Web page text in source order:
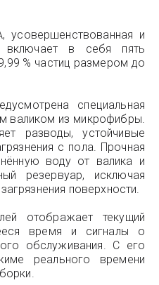
усовершенствованная и
включает в себя пять
% частиц размером до
специальная
валиком из микрофибры.
разводы, устойчивые
с пола. Прочная
воду от валика и
резервуар, исключая
поверхности.
отображает текущий
время и сигналы о
обслуживания. С его
реального времени